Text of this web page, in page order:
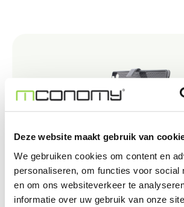
Deze website maakt gebruik van
We gebruiken cookies om content en
personaliseren, om functies voor social
en om ons websiteverkeer te
informatie over uw gebruik van onze